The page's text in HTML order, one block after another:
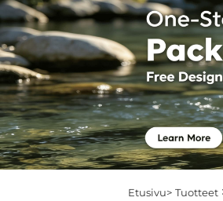
Etusivu> Tuotteet